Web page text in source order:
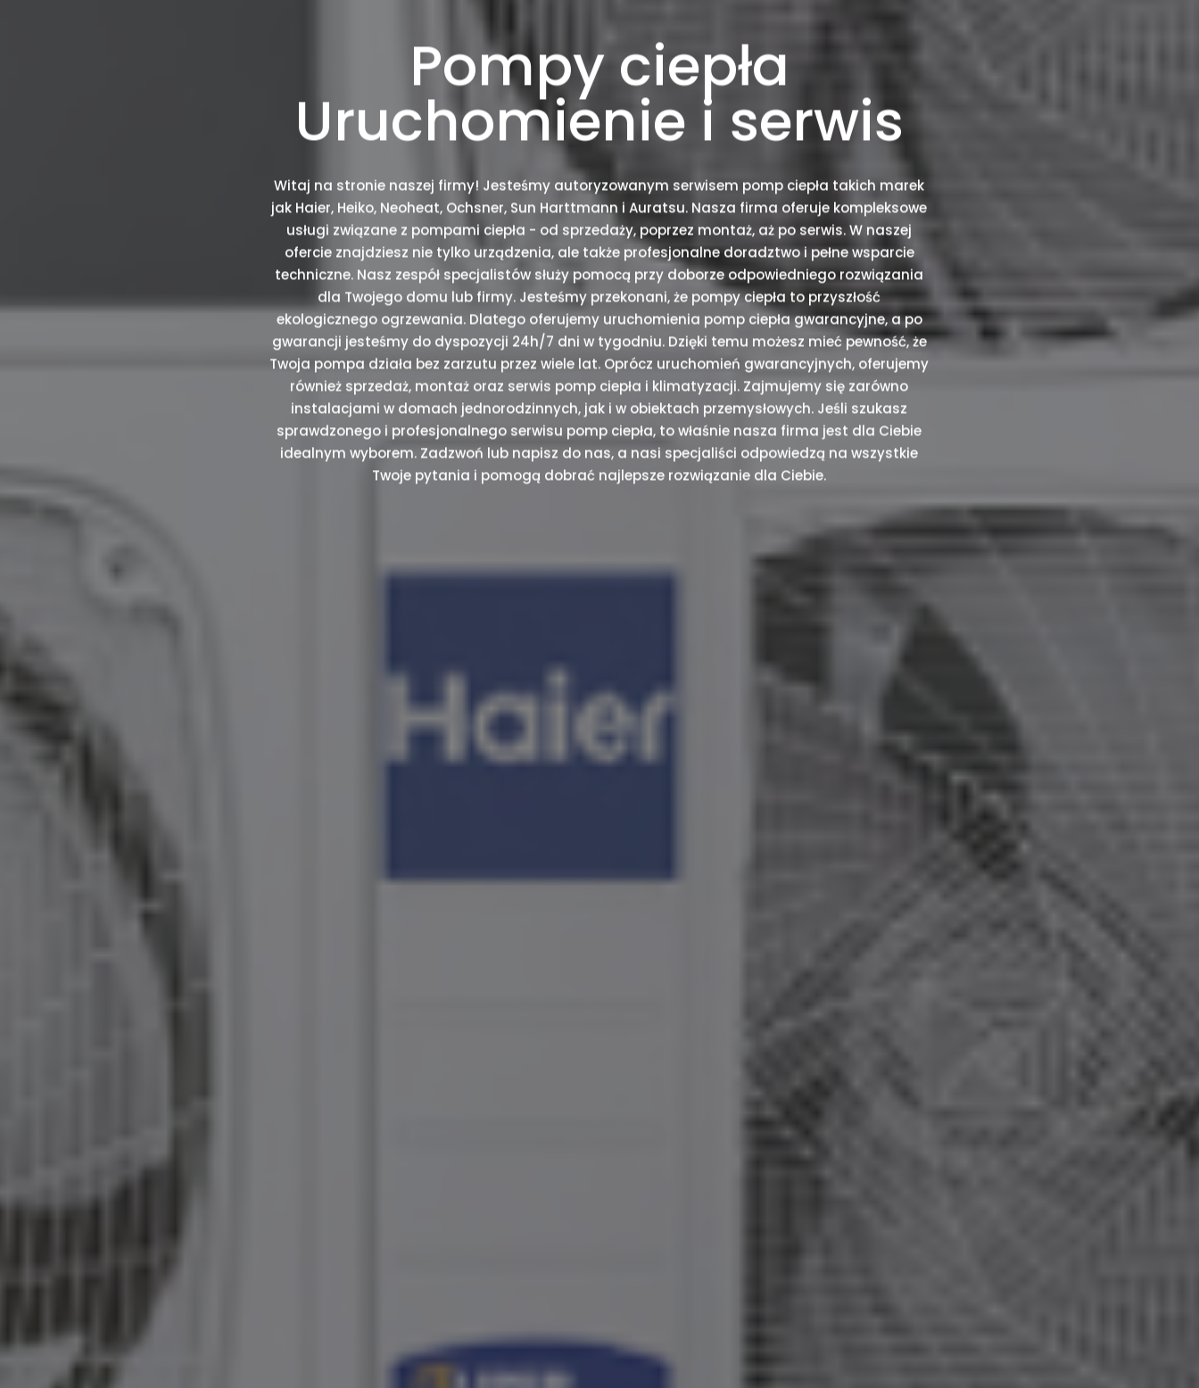
Pompy ciepła
Uruchomienie i serwis
Witaj na stronie naszej firmy! Jesteśmy autoryzowanym serwisem pomp ciepła takich marek
jak Haier, Heiko, Neoheat, Ochsner, Sun Harttmann i Auratsu. Nasza firma oferuje kompleksowe
usługi związane z pompami ciepła - od sprzedaży, poprzez montaż, aż po serwis. W naszej
ofercie znajdziesz nie tylko urządzenia, ale także profesjonalne doradztwo i pełne wsparcie
techniczne. Nasz zespół specjalistów służy pomocą przy doborze odpowiedniego rozwiązania
dla Twojego domu lub firmy. Jesteśmy przekonani, że pompy ciepła to przyszłość
ekologicznego ogrzewania. Dlatego oferujemy uruchomienia pomp ciepła gwarancyjne, a po
gwarancji jesteśmy do dyspozycji 24h/7 dni w tygodniu. Dzięki temu możesz mieć pewność, że
Twoja pompa działa bez zarzutu przez wiele lat. Oprócz uruchomień gwarancyjnych, oferujemy
również sprzedaż, montaż oraz serwis pomp ciepła i klimatyzacji. Zajmujemy się zarówno
instalacjami w domach jednorodzinnych, jak i w obiektach przemysłowych. Jeśli szukasz
sprawdzonego i profesjonalnego serwisu pomp ciepła, to właśnie nasza firma jest dla Ciebie
idealnym wyborem. Zadzwoń lub napisz do nas, a nasi specjaliści odpowiedzą na wszystkie
Twoje pytania i pomogą dobrać najlepsze rozwiązanie dla Ciebie.